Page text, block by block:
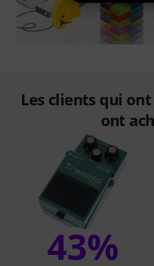
Les clients qui
ont
43%